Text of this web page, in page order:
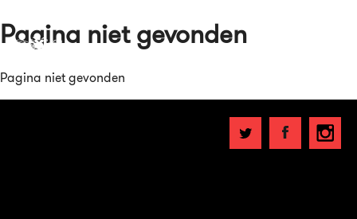
Pagina niet gevonden
Pagina niet gevonden